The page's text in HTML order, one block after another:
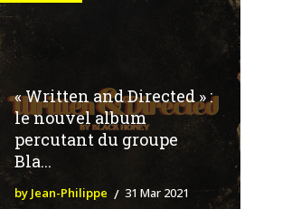
« Written and Directed » :
le nouvel album
percutant du groupe
Bla...
by Jean-Philippe 31 Mar 2021